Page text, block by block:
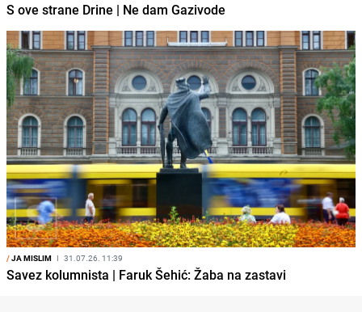
S ove strane Drine | Ne dam Gazivode
/JA MISLIM I 31.07.26. 11:39
Savez kolumnista | Faruk Šehić: Žaba na zastavi